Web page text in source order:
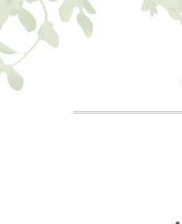
Skip
to
content